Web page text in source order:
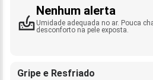
Nenhum alerta
Umidade adequada no ar. Pouca
desconforto na pele exposta.
Gripe e Resfriado